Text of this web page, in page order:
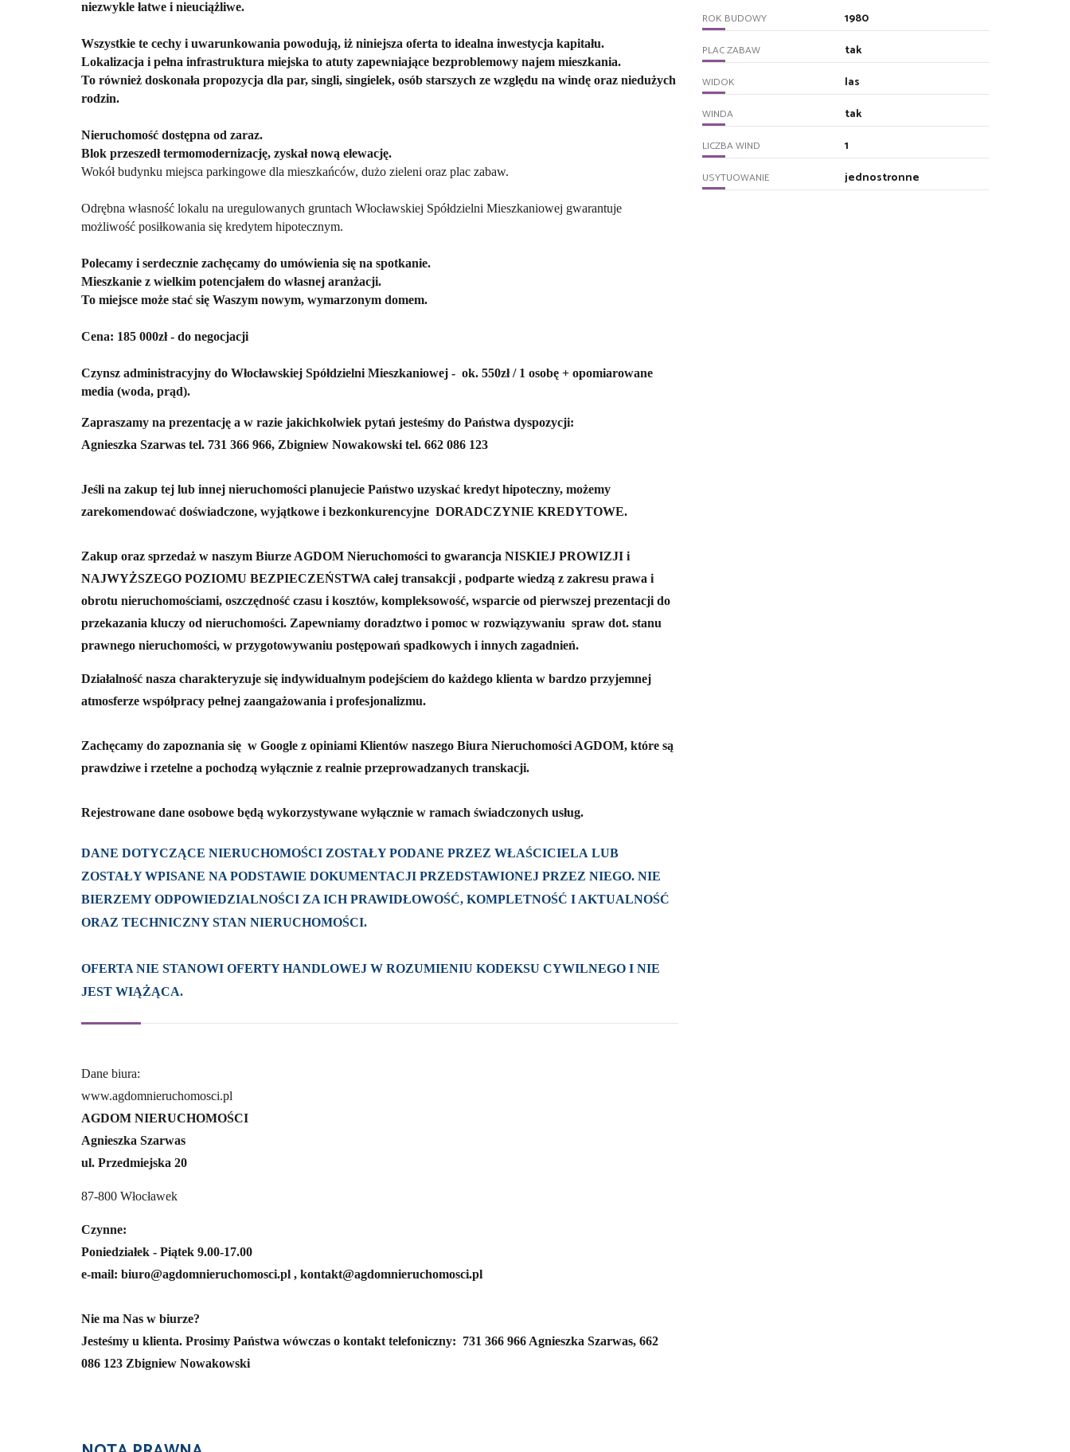
niezwykle łatwe i nieuciążliwe.
Wszystkie te cechy i uwarunkowania powodują, iż niniejsza oferta to idealna inwestycja kapitału.
Lokalizacja i pełna infrastruktura miejska to atuty zapewniające bezproblemowy najem mieszkania.
To również doskonała propozycja dla par, singli, singielek, osób starszych ze względu na windę oraz niedużych
rodzin.
Nieruchomość dostępna od zaraz.
Blok przeszedł termomodernizację, zyskał nową elewację.
Wokół budynku miejsca parkingowe dla mieszkańców, dużo zieleni oraz plac zabaw.
Odrębna własność lokalu na uregulowanych gruntach Włocławskiej Spółdzielni Mieszkaniowej gwarantuje
możliwość posiłkowania się kredytem hipotecznym.
Polecamy i serdecznie zachęcamy do umówienia się na spotkanie.
Mieszkanie z wielkim potencjałem do własnej aranżacji.
To miejsce może stać się Waszym nowym, wymarzonym domem.
Cena: 185 000zł - do negocjacji
Czynsz administracyjny do Włocławskiej Spółdzielni Mieszkaniowej - ok. 550zł / 1 osobę + opomiarowane
media (woda, prąd).
Zapraszamy na prezentację a w razie jakichkolwiek pytań jesteśmy do Państwa dyspozycji:
Agnieszka Szarwas tel. 731 366 966, Zbigniew Nowakowski tel. 662 086 123
Jeśli na zakup tej lub innej nieruchomości planujecie Państwo uzyskać kredyt hipoteczny, możemy
zarekomendować doświadczone, wyjątkowe i bezkonkurencyjne DORADCZYNIE KREDYTOWE.
Zakup oraz sprzedaż w naszym Biurze AGDOM Nieruchomości to gwarancja NISKIEJ PROWIZJI i
NAJWYŻSZEGO POZIOMU BEZPIECZEŃSTWA całej transakcji , podparte wiedzą z zakresu prawa i
obrotu nieruchomościami, oszczędność czasu i kosztów, kompleksowość, wsparcie od pierwszej prezentacji do
przekazania kluczy od nieruchomości. Zapewniamy doradztwo i pomoc w rozwiązywaniu spraw dot. stanu
prawnego nieruchomości, w przygotowywaniu postępowań spadkowych i innych zagadnień.
Działalność nasza charakteryzuje się indywidualnym podejściem do każdego klienta w bardzo przyjemnej
atmosferze współpracy pełnej zaangażowania i profesjonalizmu.
Zachęcamy do zapoznania się w Google z opiniami Klientów naszego Biura Nieruchomości AGDOM, które są
prawdziwe i rzetelne a pochodzą wyłącznie z realnie przeprowadzanych transkacji.
Rejestrowane dane osobowe będą wykorzystywane wyłącznie w ramach świadczonych usług.
DANE DOTYCZĄCE NIERUCHOMOŚCI ZOSTAŁY PODANE PRZEZ WŁAŚCICIELA LUB
ZOSTAŁY WPISANE NA PODSTAWIE DOKUMENTACJI PRZEDSTAWIONEJ PRZEZ NIEGO. NIE
BIERZEMY ODPOWIEDZIALNOŚCI ZA ICH PRAWIDŁOWOŚĆ, KOMPLETNOŚĆ I AKTUALNOŚĆ
ORAZ TECHNICZNY STAN NIERUCHOMOŚCI.
OFERTA NIE STANOWI OFERTY HANDLOWEJ W ROZUMIENIU KODEKSU CYWILNEGO I NIE
JEST WIĄŻĄCA.
Dane biura:
www.agdomnieruchomosci.pl
AGDOM NIERUCHOMOŚCI
Agnieszka Szarwas
ul. Przedmiejska 20
87-800 Włocławek
Czynne:
Poniedziałek - Piątek 9.00-17.00
e-mail: biuro@agdomnieruchomosci.pl , kontakt@agdomnieruchomosci.pl
Nie ma Nas w biurze?
Jesteśmy u klienta. Prosimy Państwa wówczas o kontakt telefoniczny: 731 366 966 Agnieszka Szarwas, 662
086 123 Zbigniew Nowakowski
ROK BUDOWY 1980
PLAC ZABAW tak
WIDOK las
WINDA tak
LICZBA WIND 1
USYTUOWANIE jednostronne